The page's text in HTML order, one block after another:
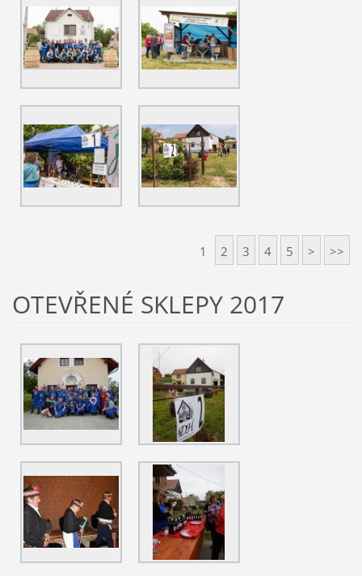
1 2 3 4 5 > >>
OTEVŘENÉ SKLEPY 2017